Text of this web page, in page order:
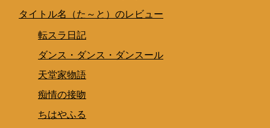
タイトル名（た～と）のレビュー
転スラ日記
ダンス・ダンス・ダンスール
天堂家物語
痴情の接吻
ちはやふる